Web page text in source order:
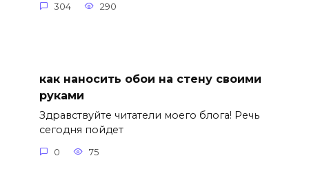
304 290
как наносить обои на стену своими
руками
Здравствуйте читатели моего блога! Речь
сегодня пойдет
0 75